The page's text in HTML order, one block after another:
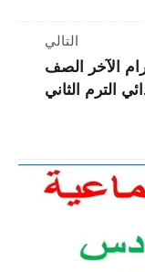
التالي
الآخر الصف
الترم الثاني